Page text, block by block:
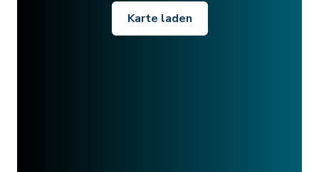
Karte laden